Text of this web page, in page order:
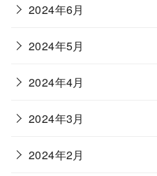
2024年6月
2024年5月
2024年4月
2024年3月
2024年2月